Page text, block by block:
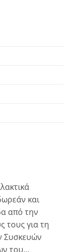
και
από την
τους για τη
Συσκευών
του...